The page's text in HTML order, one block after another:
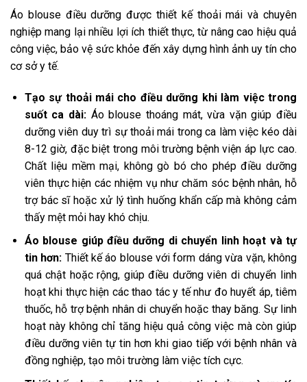
Áo blouse điều dưỡng được thiết kế thoải mái và chuyên
nghiệp mang lại nhiều lợi ích thiết thực, từ nâng cao hiệu quả
công việc, bảo vệ sức khỏe đến xây dựng hình ảnh uy tín cho
cơ sở y tế.
Tạo sự thoải mái cho điều dưỡng khi làm việc trong
suốt ca dài: Áo blouse thoáng mát, vừa vặn giúp điều
dưỡng viên duy trì sự thoải mái trong ca làm việc kéo dài
8-12 giờ, đặc biệt trong môi trường bệnh viện áp lực cao.
Chất liệu mềm mại, không gò bó cho phép điều dưỡng
viên thực hiện các nhiệm vụ như chăm sóc bệnh nhân, hỗ
trợ bác sĩ hoặc xử lý tình huống khẩn cấp mà không cảm
thấy mệt mỏi hay khó chịu.
Áo blouse giúp điều dưỡng di chuyển linh hoạt và tự
tin hơn: Thiết kế áo blouse với form dáng vừa vặn, không
quá chật hoặc rộng, giúp điều dưỡng viên di chuyển linh
hoạt khi thực hiện các thao tác y tế như đo huyết áp, tiêm
thuốc, hỗ trợ bệnh nhân di chuyển hoặc thay băng. Sự linh
hoạt này không chỉ tăng hiệu quả công việc mà còn giúp
điều dưỡng viên tự tin hơn khi giao tiếp với bệnh nhân và
đồng nghiệp, tạo môi trường làm việc tích cực.